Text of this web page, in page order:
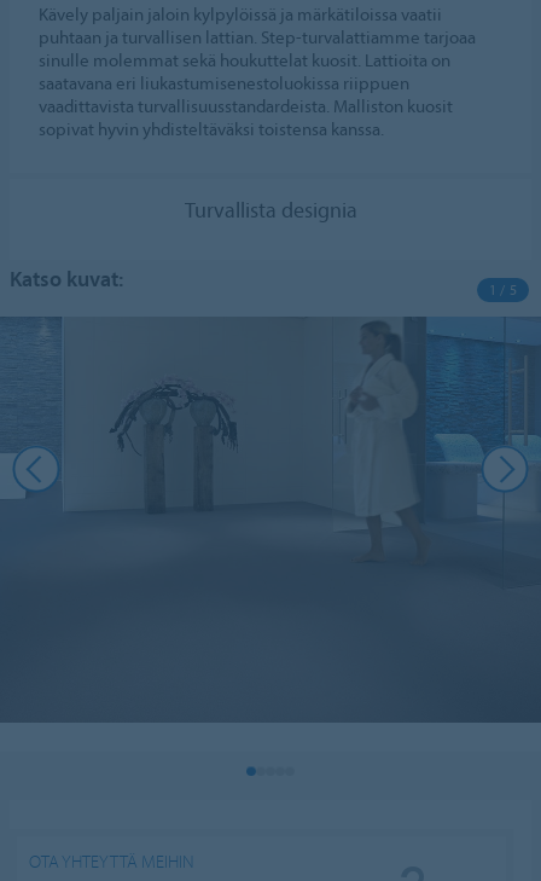
Kävely paljain jaloin kylpylöissä ja märkätiloissa vaatii
puhtaan ja turvallisen lattian. Step-turvalattiamme tarjoaa
sinulle molemmat sekä houkuttelat kuosit. Lattioita on
saatavana eri liukastumisenestoluokissa riippuen
vaadittavista turvallisuusstandardeista. Malliston kuosit
sopivat hyvin yhdisteltäväksi toistensa kanssa.
Turvallista designia
Katso kuvat: 1 / 5
OTA YHTEYTTÄ MEIHIN